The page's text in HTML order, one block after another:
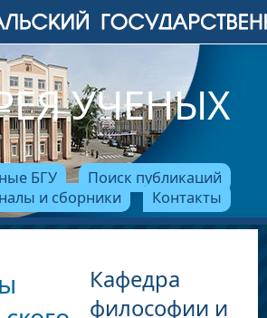
УЧЕНЫХ
БГУ
Поиск публикаций
и сборники
Контакты
Кафедра
философии и